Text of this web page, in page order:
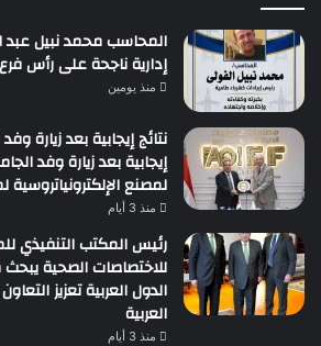
المحاسب محمد نبيل عبد
إدارية ناجحة على رأس
منذ يومين
نتائج إيجابية بعد زيارة
إيجابية بعد زيارة وفد
لمصنع الإلكترونياتروسية
منذ 3 أيام
رئيس المكتب التنفيذي
للاختصاصات الصحية
الدول العربية تعزيز
العربية
منذ 3 أيام